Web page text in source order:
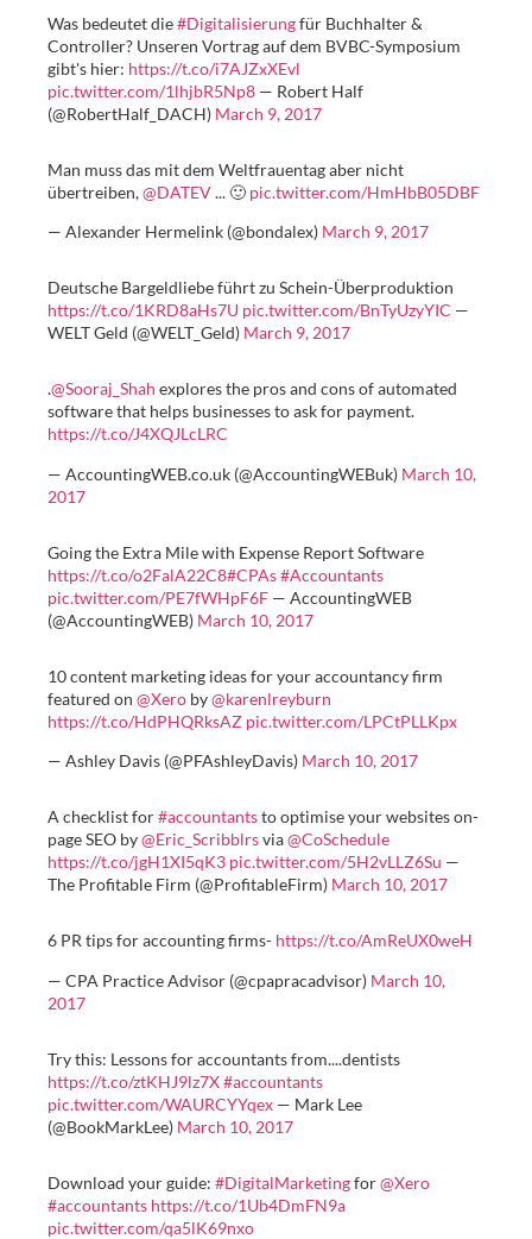
Was bedeutet die#Digitalisierungfür Buchhalter &
Controller? Unseren Vortrag auf dem BVBC-Symposium
gibt's hier: https://t.co/i7AJZxXEvl
pic.twitter.com/1lhjbR5Np8 — Robert Half
(@RobertHalf_DACH) March 9, 2017
Man muss das mit dem Weltfrauentag aber nicht
übertreiben,@DATEV... 🙂 pic.twitter.com/HmHbB05DBF
— Alexander Hermelink (@bondalex) March 9, 2017
Deutsche Bargeldliebe führt zu Schein-Überproduktion
https://t.co/1KRD8aHs7U pic.twitter.com/BnTyUzyYIC —
WELT Geld (@WELT_Geld) March 9, 2017
.@Sooraj_Shah explores the pros and cons of automated
software that helps businesses to ask for payment.
https://t.co/J4XQJLcLRC
— AccountingWEB.co.uk (@AccountingWEBuk) March 10,
2017
Going the Extra Mile with Expense Report Software
https://t.co/o2FalA22C8#CPAs#Accountants
pic.twitter.com/PE7fWHpF6F — AccountingWEB
(@AccountingWEB) March 10, 2017
10 content marketing ideas for your accountancy firm
featured on @Xero by@karenlreyburn
https://t.co/HdPHQRksAZ pic.twitter.com/LPCtPLLKpx
— Ashley Davis (@PFAshleyDavis) March 10, 2017
A checklist for#accountantsto optimise your websites on-
page SEO by@Eric_Scribblrsvia@CoSchedule
https://t.co/jgH1XI5qK3 pic.twitter.com/5H2vLLZ6Su —
The Profitable Firm (@ProfitableFirm) March 10, 2017
6 PR tips for accounting firms- https://t.co/AmReUX0weH
— CPA Practice Advisor (@cpapracadvisor) March 10,
2017
Try this: Lessons for accountants from....dentists
https://t.co/ztKHJ9lz7X#accountants
pic.twitter.com/WAURCYYqex — Mark Lee
(@BookMarkLee) March 10, 2017
Download your guide: #DigitalMarketingfor@Xero
#accountants https://t.co/1Ub4DmFN9a
pic.twitter.com/qa5lK69nxo